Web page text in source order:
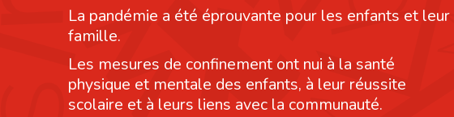
La pandémie a été éprouvante pour les enfants et leur
famille.
Les mesures de confinement ont nui à la santé
physique et mentale des enfants, à leur réussite
scolaire et à leurs liens avec la communauté.